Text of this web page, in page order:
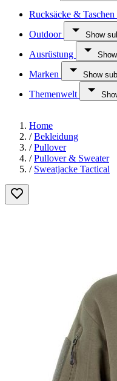
Rucksäcke & Taschen
Outdoor Show
Ausrüstung
Marken Show
Themenwelt
Home
/ Bekleidung
/ Pullover
/ Pullover & Sweater
/ Sweatjacke Tactical